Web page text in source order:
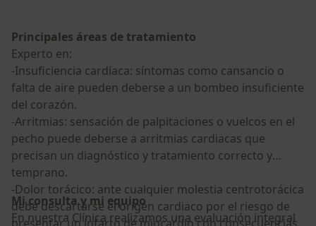
Principales áreas de tratamiento
Experto en:
-Insuficiencia cardíaca: síntomas como cansancio o
falta de aire pueden deberse a un bombeo insuficiente
del corazón.
-Arritmias: sensación de palpitaciones o vuelcos en el
pecho puede deberse a arritmias cardiacas que
precisan un diagnóstico y tratamiento correcto y
temprano.
-Dolor torácico: ante cualquier molestia centrotorácica
debe descartarse el origen cardiaco por el riesgo de
Mi consulta y mi equipo
En nuestra Clínica realizamos una evaluación integral